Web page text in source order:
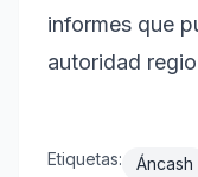
informes que
autoridad
Etiquetas: Áncash